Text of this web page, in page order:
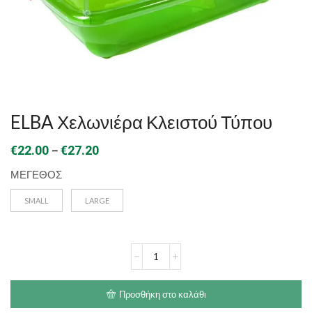
ELBA Χελωνιέρα Κλειστού Τύπου
€22.00 –€27.20Price
€22.00
through
ΜΕΓΕΘΟΣ
SMALL LARGE
Χελωνιέρα
ποσότητα
Προσθήκη στο καλάθι